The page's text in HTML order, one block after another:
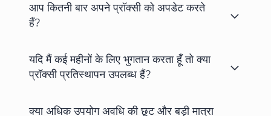
आप कितनी बार अपने प्रॉक्सी को अपडेट करते
हैं?
यदि मैं कई महीनों के लिए भुगतान करता हूँ तो क्या
प्रॉक्सी प्रतिस्थापन उपलब्ध हैं?
क्या अधिक उपयोग अवधि की छूट और बड़ी मात्रा